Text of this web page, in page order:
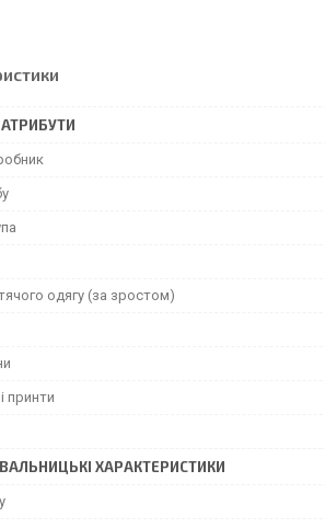
одягу (за зростом)
принти
ХАРАКТЕРИСТИКИ